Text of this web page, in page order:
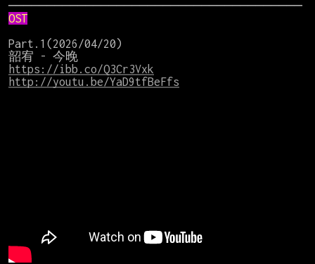
OST
Part.1(2026/04/20)
https://ibb.co/Q3Cr3Vxk
http://youtu.be/YaD9tfBeFfs